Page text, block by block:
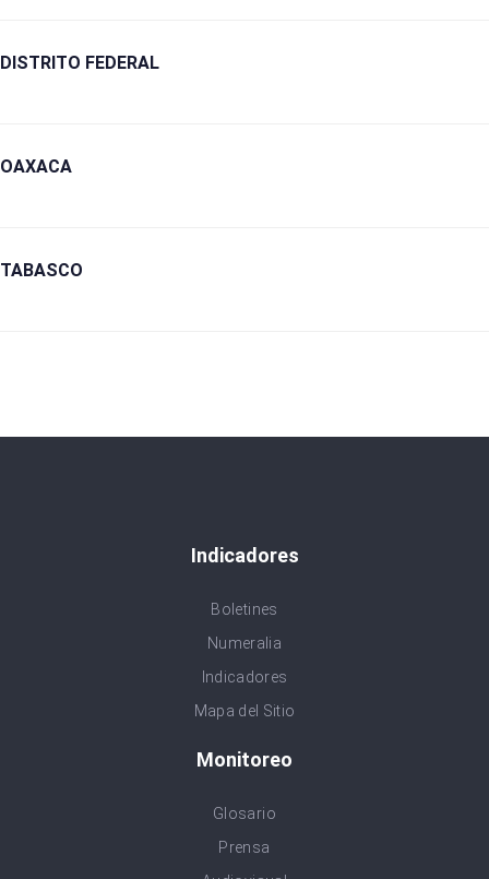
DISTRITO FEDERAL
OAXACA
TABASCO
Indicadores
Boletines
Numeralia
Indicadores
Mapa del Sitio
Monitoreo
Glosario
Prensa